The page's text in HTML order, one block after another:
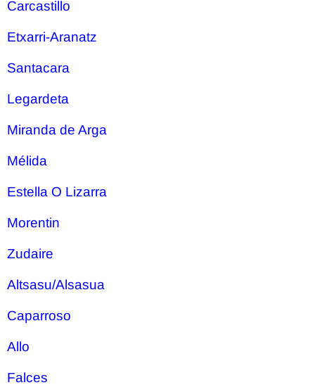
Carcastillo
Etxarri-Aranatz
Santacara
Legardeta
Miranda de Arga
Mélida
Estella O Lizarra
Morentin
Zudaire
Altsasu/Alsasua
Caparroso
Allo
Falces